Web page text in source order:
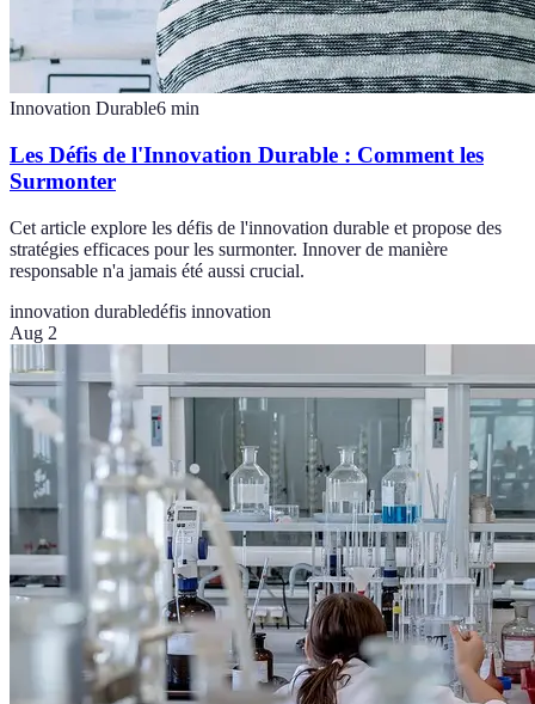
Innovation Durable6 min
Les Défis de l'Innovation Durable : Comment les
Surmonter
Cet article explore les défis de l'innovation durable et propose des
stratégies efficaces pour les surmonter. Innover de manière
responsable n'a jamais été aussi crucial.
innovation durabledéfis innovation
Aug 2